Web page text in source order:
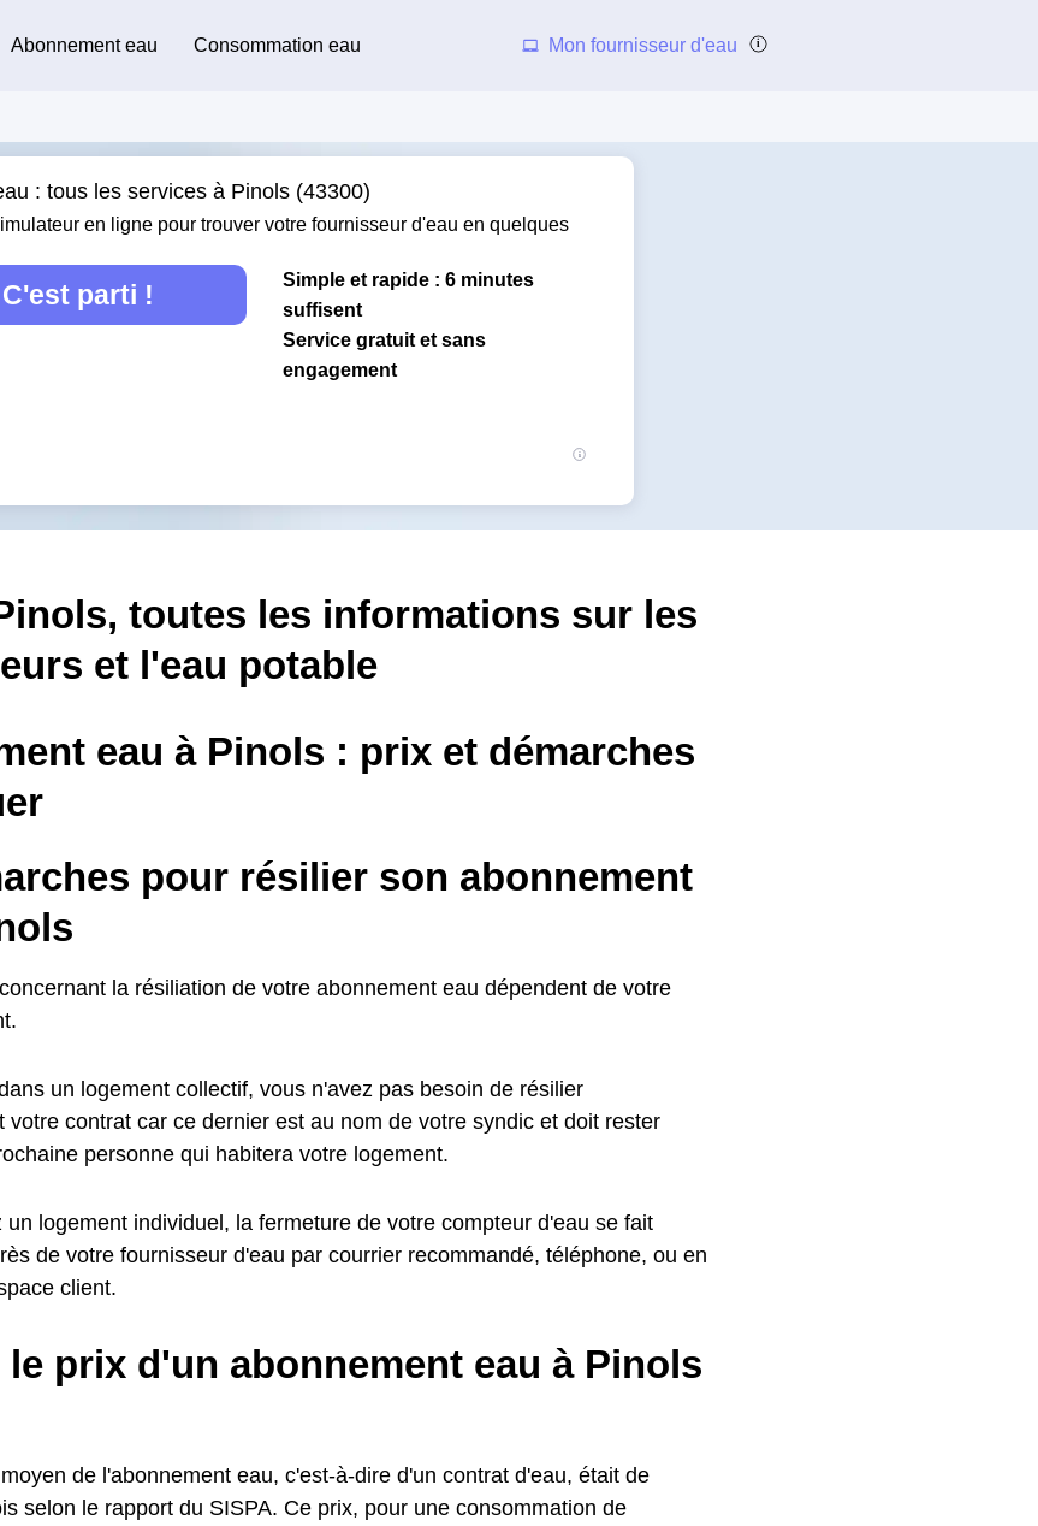
Abonnement eau Consommation eau Mon fournisseur d'eau
: tous les services à Pinols (43300)
en ligne pour trouver votre fournisseur d'eau en quelques
C'est parti !
Simple et rapide : 6 minutes
suffisent
Service gratuit et sans
engagement
toutes les informations sur les
et l'eau potable
eau à Pinols : prix et démarches
pour résilier son abonnement
la résiliation de votre abonnement eau dépendent de votre
un logement collectif, vous n'avez pas besoin de résilier
votre contrat car ce dernier est au nom de votre syndic et doit rester
personne qui habitera votre logement.
un logement individuel, la fermeture de votre compteur d'eau se fait
de votre fournisseur d'eau par courrier recommandé, téléphone, ou en
client.
le prix d'un abonnement eau à Pinols
de l'abonnement eau, c'est-à-dire d'un contrat d'eau, était de
selon le rapport du SISPA. Ce prix, pour une consommation de